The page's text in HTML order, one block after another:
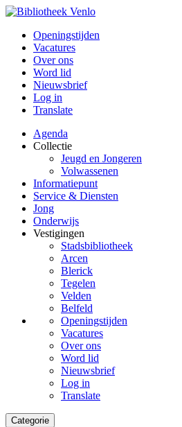
Openingstijden
Vacatures
Over ons
Word lid
Nieuwsbrief
Log in
Translate
Agenda
Collectie
Jeugd en Jongeren
Volwassenen
Informatiepunt
Service & Diensten
Jong
Onderwijs
Vestigingen
Stadsbibliotheek
Arcen
Blerick
Tegelen
Velden
Belfeld
Openingstijden
Vacatures
Over ons
Word lid
Nieuwsbrief
Log in
Translate
Categorie